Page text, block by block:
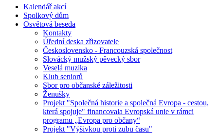
Kalendář akcí
Spolkový dům
Osvětová beseda
Kontakty
Úřední deska zřizovatele
Československo - Francouzská společnost
Slovácký mužský pěvecký sbor
Veselá muzika
Klub seniorů
Sbor pro občanské záležitosti
Ženušky
Projekt "Společná historie a společná Evropa - cestou,
která spojuje" financovala Evropská unie v rámci
programu „Evropa pro občany“
Projekt "Výšivkou proti zubu času"